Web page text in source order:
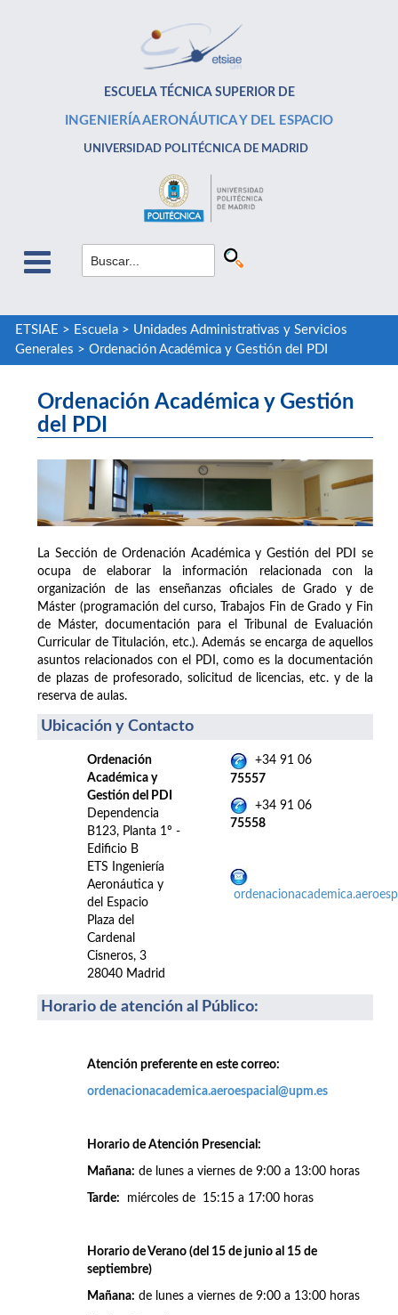
ESCUELA TÉCNICA SUPERIOR DE
INGENIERÍA AERONÁUTICA Y DEL ESPACIO
UNIVERSIDAD POLITÉCNICA DE MADRID
ETSIAE > Escuela> Unidades Administrativas y Servicios
Generales > Ordenación Académica y Gestión del PDI
Ordenación Académica y Gestión
del PDI
La Sección de Ordenación Académica y Gestión del PDI se
ocupa de elaborar la información relacionada con la
organización de las enseñanzas oficiales de Grado y de
Máster (programación del curso, Trabajos Fin de Grado y Fin
de Máster, documentación para el Tribunal de Evaluación
Curricular de Titulación, etc.). Además se encarga de aquellos
asuntos relacionados con el PDI, como es la documentación
de plazas de profesorado, solicitud de licencias, etc. y de la
reserva de aulas.
Ubicación y Contacto
Ordenación
Académica y
Gestión del PDI
Dependencia
B123, Planta 1º -
Edificio B
ETS Ingeniería
Aeronáutica y
del Espacio
Plaza del
Cardenal
Cisneros, 3
28040 Madrid
+34 91 06
75557
+34 91 06
75558
Horario de atención al Público:
Atención preferente en este correo:
ordenacionacademica.aeroespacial@upm.es
Horario de Atención Presencial:
Mañana: de lunes a viernes de 9:00 a 13:00 horas
Tarde: miércoles de 15:15 a 17:00 horas
Horario de Verano (del 15 de junio al 15 de
septiembre)
Mañana: de lunes a viernes de 9:00 a 13:00 horas